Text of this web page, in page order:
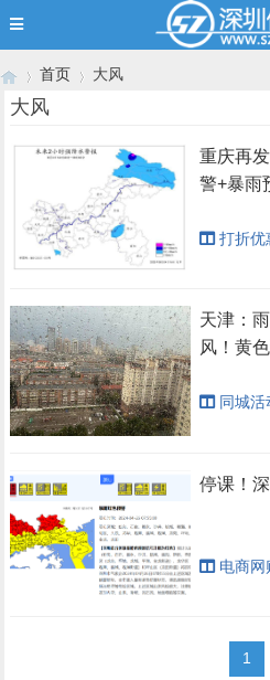
首页 大风
大风
重庆再
警+暴雨
打折优
天津：
风！黄
同城活
停课！
电商网
1